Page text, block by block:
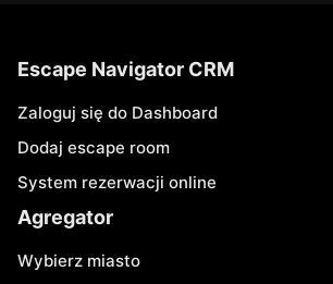
Escape Navigator CRM
Zaloguj się do Dashboard
Dodaj escape room
System rezerwacji online
Agregator
Wybierz miasto